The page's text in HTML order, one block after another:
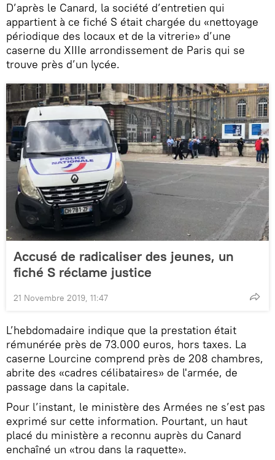
D’après le Canard, la société d’entretien qui
appartient à ce fiché S était chargée du «nettoyage
périodique des locaux et de la vitrerie» d’une
caserne du XIIIe arrondissement de Paris qui se
trouve près d’un lycée.
Accusé de radicaliser des jeunes, un
fiché S réclame justice
21 Novembre 2019, 11:47
L’hebdomadaire indique que la prestation était
rémunérée près de 73.000 euros, hors taxes. La
caserne Lourcine comprend près de 208 chambres,
abrite des «cadres célibataires» de l'armée, de
passage dans la capitale.
Pour l’instant, le ministère des Armées ne s’est pas
exprimé sur cette information. Pourtant, un haut
placé du ministère a reconnu auprès du Canard
enchaîné un «trou dans la raquette».